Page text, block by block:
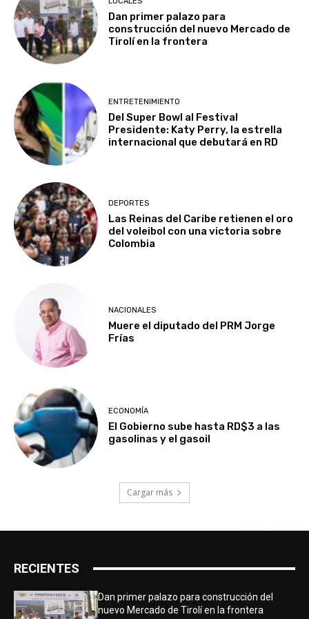
Dan primer palazo para
construcción del nuevo Mercado de
Tirolí en la frontera
ENTRETENIMIENTO
Del Super Bowl al Festival
Presidente: Katy Perry, la estrella
internacional que debutará en RD
DEPORTES
Las Reinas del Caribe retienen el oro
del voleibol con una victoria sobre
Colombia
NACIONALES
Muere el diputado del PRM Jorge
Frías
ECONOMÍA
El Gobierno sube hasta RD$3 a las
gasolinas y el gasoil
Cargar más
RECIENTES
Dan primer palazo para construcción del
nuevo Mercado de Tirolí en la frontera